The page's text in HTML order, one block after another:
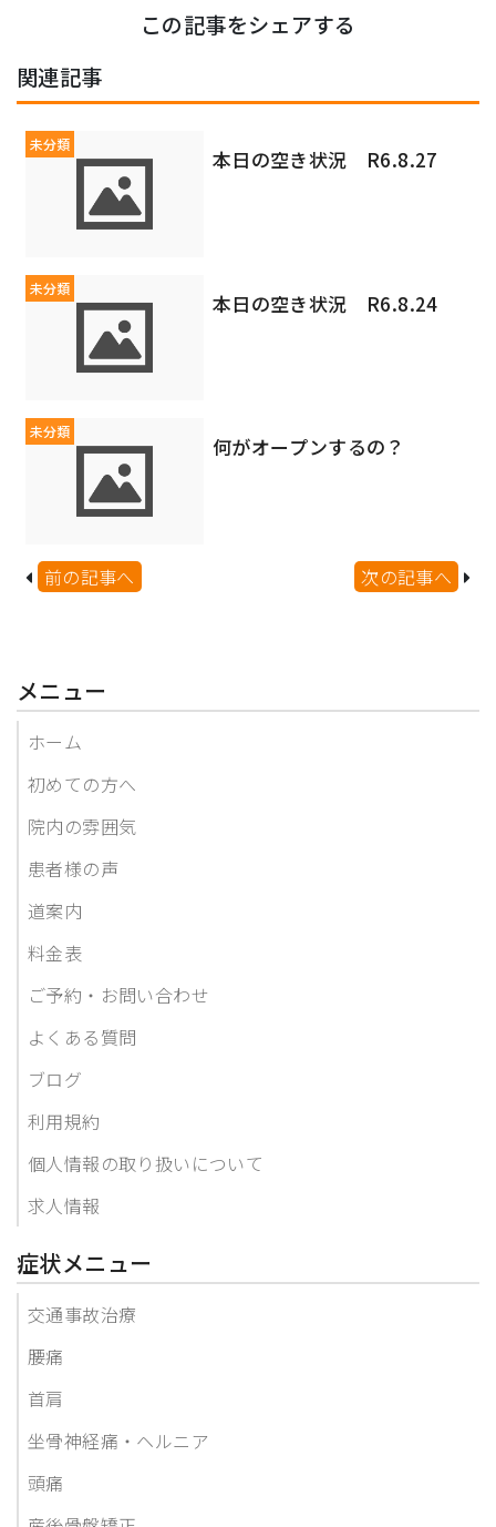
この記事をシェアする
関連記事
未分類
本日の空き状況 R6.8.27
未分類
本日の空き状況 R6.8.24
未分類
何がオープンするの？
前の記事へ 次の記事へ
メニュー
ホーム
初めての方へ
院内の雰囲気
患者様の声
道案内
料金表
ご予約・お問い合わせ
よくある質問
ブログ
利用規約
個人情報の取り扱いについて
求人情報
症状メニュー
交通事故治療
腰痛
首肩
坐骨神経痛・ヘルニア
頭痛